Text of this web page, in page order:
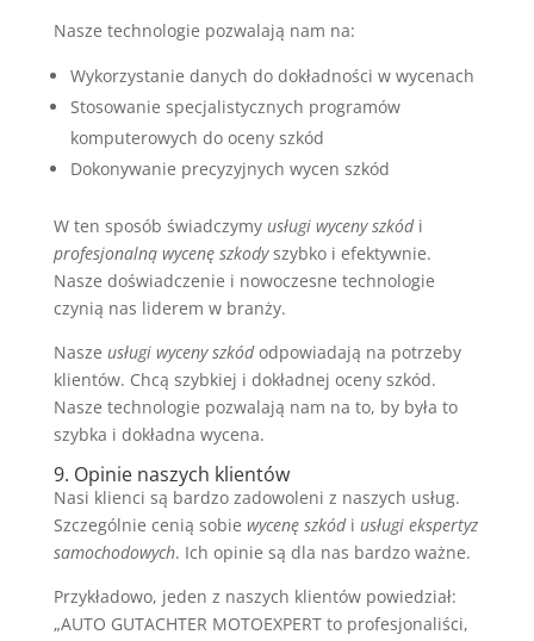
Nasze technologie pozwalają nam na:
Wykorzystanie danych do dokładności w wycenach
Stosowanie specjalistycznych programów
komputerowych do oceny szkód
Dokonywanie precyzyjnych wycen szkód
W ten sposób świadczymy usługi wyceny szkódi
profesjonalną wycenę szkodyszybko i efektywnie.
Nasze doświadczenie i nowoczesne technologie
czynią nas liderem w branży.
Nasze usługi wyceny szkódodpowiadają na potrzeby
klientów. Chcą szybkiej i dokładnej oceny szkód.
Nasze technologie pozwalają nam na to, by była to
szybka i dokładna wycena.
9. Opinie naszych klientów
Nasi klienci są bardzo zadowoleni z naszych usług.
Szczególnie cenią sobie wycenę szkódi usługi ekspertyz
samochodowych. Ich opinie są dla nas bardzo ważne.
Przykładowo, jeden z naszych klientów powiedział:
„AUTO GUTACHTER MOTOEXPERT to profesjonaliści,